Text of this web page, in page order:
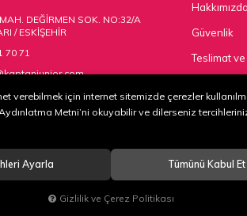
DEĞİRMEN SOK. NO:32/A
/ ESKİŞEHİR
70 71
Hakkımızda
Güvenlik
Teslimat
KUNDURA DERİ MAMÜLLERİ KONF. TİC. VE SAN.
verebilmek için internet sitemizde çerezler
Metni’ni okuyabilir ve dilerseniz
Ayarla Tümünü Kabul Et
Gizlilik ve Çerez Politikası